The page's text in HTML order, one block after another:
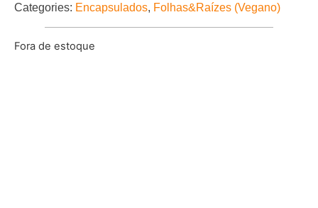
Categories: Encapsulados, Folhas&Raízes (Vegano)
Fora de estoque